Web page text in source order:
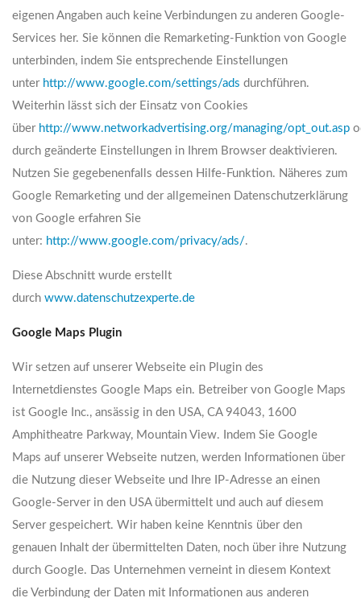
eigenen Angaben auch keine Verbindungen zu anderen Google-
Services her. Sie können die Remarketing-Funktion von Google
unterbinden, indem Sie entsprechende Einstellungen
unter http://www.google.com/settings/ads durchführen.
Weiterhin lässt sich der Einsatz von Cookies
über http://www.networkadvertising.org/managing/opt_out.asp
durch geänderte Einstellungen in Ihrem Browser deaktivieren.
Nutzen Sie gegebenenfalls dessen Hilfe-Funktion. Näheres zum
Google Remarketing und der allgemeinen Datenschutzerklärung
von Google erfahren Sie
unter: http://www.google.com/privacy/ads/.
Diese Abschnitt wurde erstellt
durch www.datenschutzexperte.de
Google Maps Plugin
Wir setzen auf unserer Webseite ein Plugin des
Internetdienstes Google Maps ein. Betreiber von Google Maps
ist Google Inc., ansässig in den USA, CA 94043, 1600
Amphitheatre Parkway, Mountain View. Indem Sie Google
Maps auf unserer Webseite nutzen, werden Informationen über
die Nutzung dieser Webseite und Ihre IP-Adresse an einen
Google-Server in den USA übermittelt und auch auf diesem
Server gespeichert. Wir haben keine Kenntnis über den
genauen Inhalt der übermittelten Daten, noch über ihre Nutzung
durch Google. Das Unternehmen verneint in diesem Kontext
die Verbindung der Daten mit Informationen aus anderen